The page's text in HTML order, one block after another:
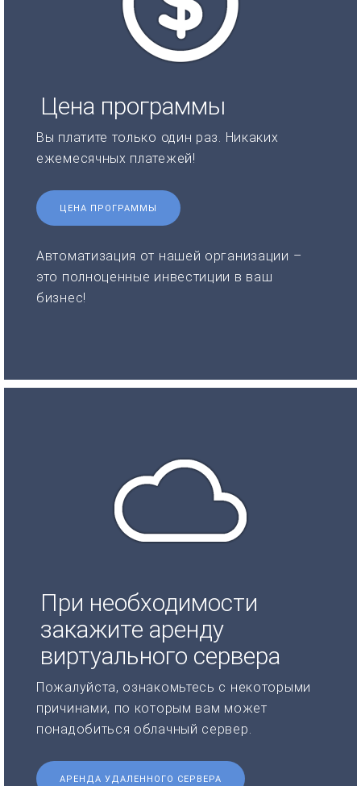
Цена программы
Вы платите только один раз. Никаких
ежемесячных платежей!
ЦЕНА ПРОГРАММЫ
Автоматизация от нашей организации –
это полноценные инвестиции в ваш
бизнес!
При необходимости
закажите аренду
виртуального сервера
Пожалуйста, ознакомьтесь с некоторыми
причинами, по которым вам может
понадобиться облачный сервер.
АРЕНДА УДАЛЕННОГО СЕРВЕРА